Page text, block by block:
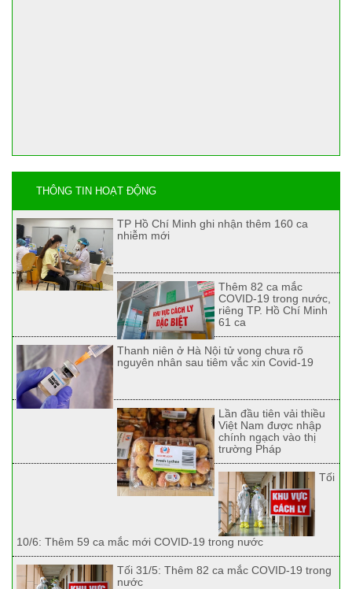
THÔNG TIN HOẠT ĐỘNG
TP Hồ Chí Minh ghi nhận thêm 160 ca
nhiễm mới
Thêm 82 ca mắc
COVID-19 trong nước,
riêng TP. Hồ Chí Minh
61 ca
Thanh niên ở Hà Nội tử vong chưa rõ
nguyên nhân sau tiêm vắc xin Covid-19
Lần đầu tiên vải thiều
Việt Nam được nhập
chính ngạch vào thị
trường Pháp
Tối
10/6: Thêm 59 ca mắc mới COVID-19 trong nước
Tối 31/5: Thêm 82 ca mắc COVID-19 trong
nước